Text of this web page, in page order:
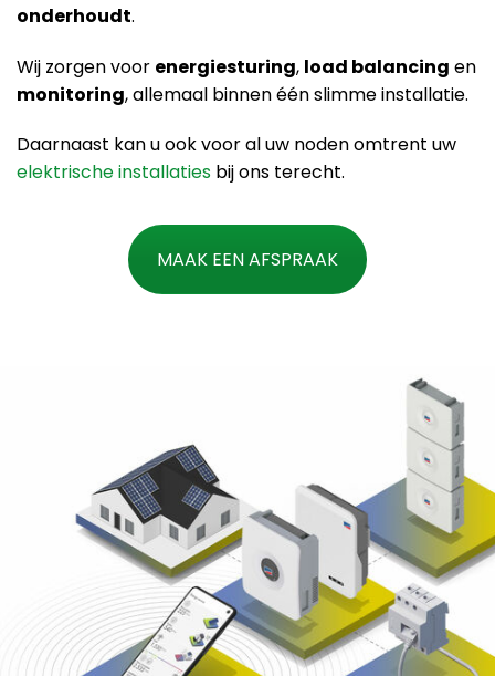
onderhoudt.
Wij zorgen voor energiesturing, load balancing en
monitoring, allemaal binnen één slimme installatie.
Daarnaast kan u ook voor al uw noden omtrent uw
elektrische installaties bij ons terecht.
MAAK EEN AFSPRAAK